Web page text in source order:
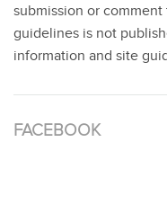
submission or
guidelines is not
information and site
FACEBOOK